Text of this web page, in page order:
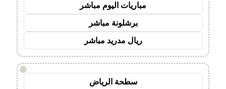
مباريات اليوم مباشر
برشلونة مباشر
ريال مدريد مباشر
!
سطحة الرياض